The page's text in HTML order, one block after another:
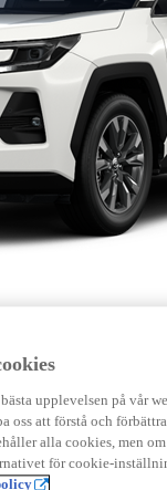
upplevelsen på vår
oss att förstå och
alla cookies, men
för cookie-